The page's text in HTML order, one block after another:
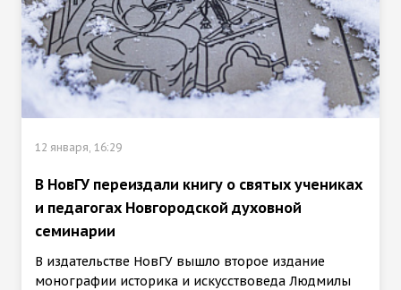
12 января, 16:29
В НовГУ переиздали книгу о святых учениках
и педагогах Новгородской духовной
семинарии
В издательстве НовГУ вышло второе издание
монографии историка и искусствоведа Людмилы